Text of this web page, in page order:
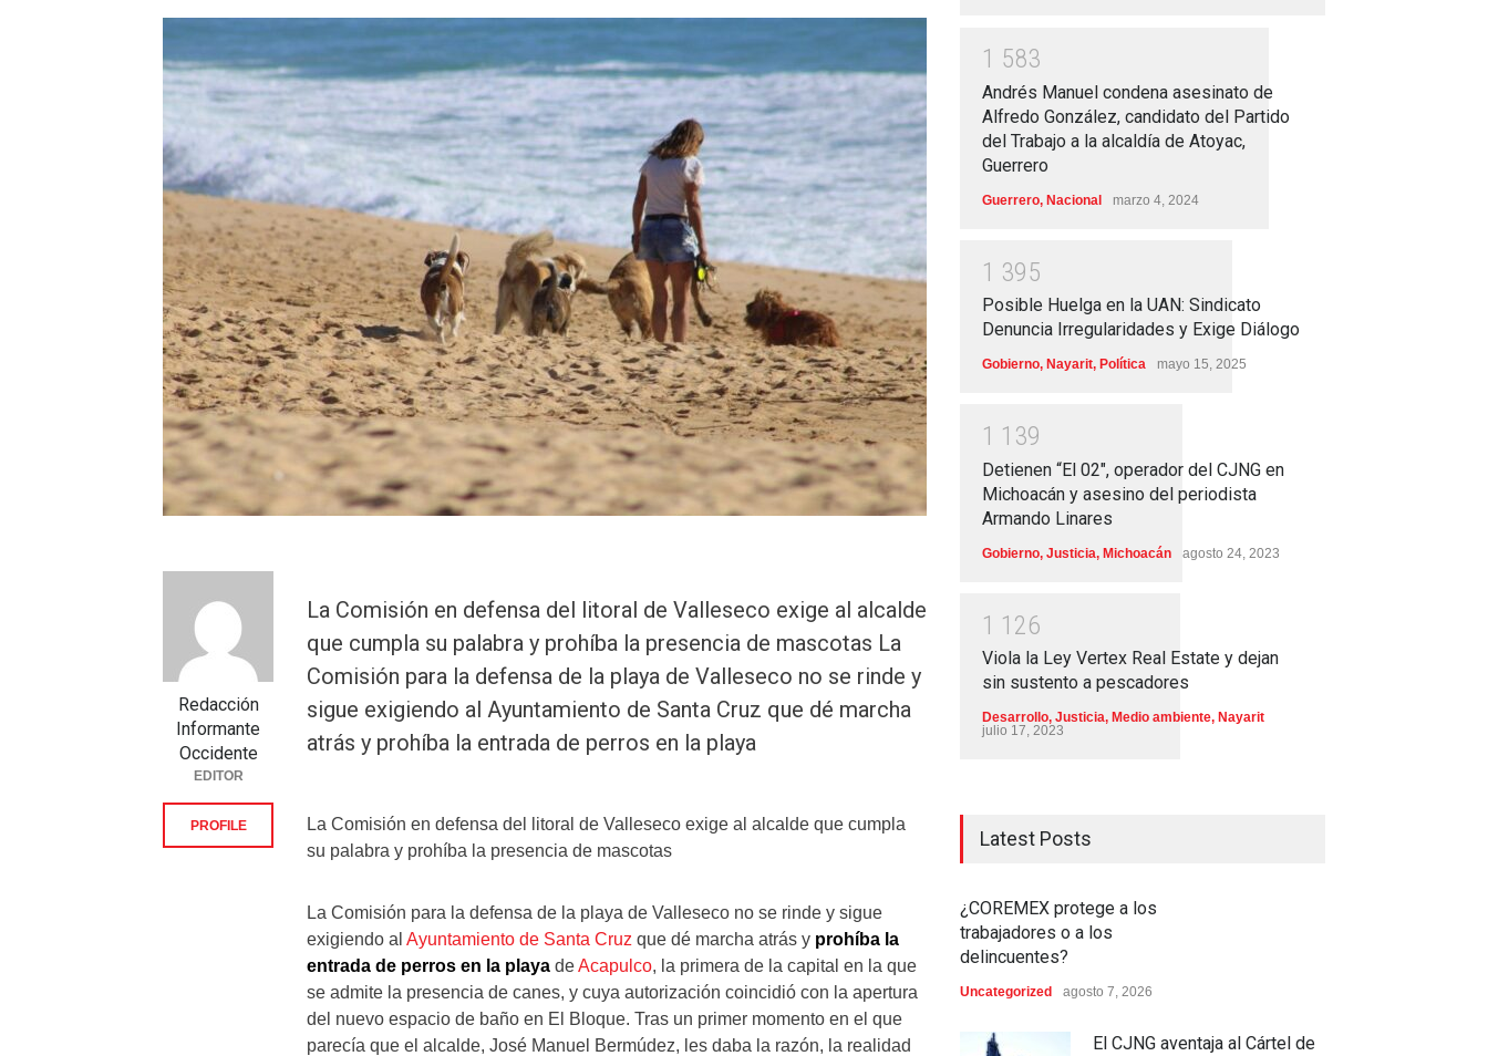
La Comisión en defensa del litoral de Valleseco exige al alcalde
que cumpla su palabra y prohíba la presencia de mascotas La
Comisión para la defensa de la playa de Valleseco no se rinde y
sigue exigiendo al Ayuntamiento de Santa Cruz que dé marcha
atrás y prohíba la entrada de perros en la playa
La Comisión en defensa del litoral de Valleseco exige al alcalde que cumpla
su palabra y prohíba la presencia de mascotas
La Comisión para la defensa de la playa de Valleseco no se rinde y sigue
exigiendo al Ayuntamiento de Santa Cruz que dé marcha atrás y prohíba la
entrada de perros en la playa deAcapulco, la primera de la capital en la que
se admite la presencia de canes, y cuya autorización coincidió con la apertura
del nuevo espacio de baño en El Bloque. Tras un primer momento en el que
parecía que el alcalde, José Manuel Bermúdez, les daba la razón, la realidad
Redacción
Informante
Occidente
EDITOR
PROFILE
1 583
Andrés Manuel condena asesinato de
Alfredo González, candidato del Partido
del Trabajo a la alcaldía de Atoyac,
Guerrero
Guerrero, Nacional marzo 4, 2024
1 395
Posible Huelga en la UAN: Sindicato
Denuncia Irregularidades y Exige Diálogo
Gobierno, Nayarit, Política mayo 15, 2025
1 1 39
Detienen “El 02″, operador del CJNG en
Michoacán y asesino del periodista
Armando Linares
Gobierno, Justicia, Michoacán agosto 24, 2023
1 1 26
Viola la Ley Vertex Real Estate y dejan
sin sustento a pescadores
Desarrollo, Justicia, Medio ambiente, Nayarit
julio 17, 2023
Latest Posts
¿COREMEX protege a los
trabajadores o a los
delincuentes?
Uncategorized agosto 7, 2026
El CJNG aventaja al Cártel de